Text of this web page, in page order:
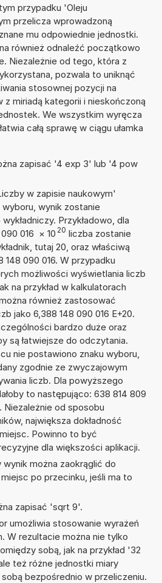
przypadku 'Oleju
przelicza wprowadzoną
mu odpowiednie jednostki.
również odnaleźć początkowo
Niezależnie od tego, która z
pozwala to uniknąć
stosownej pozycji na
z miriadą kategorii i nieskończoną
We wszystkim wyręcza
całą sprawę w ciągu ułamka
zapisać '4 exp 3' lub '4 pow
w zapisie naukowym'
wynik zostanie
Przykładowo, dla
016 × 10 20 liczba zostanie
tutaj 20, oraz właściwą
148 090 016. W przypadku
możliwości wyświetlania liczb
na przykład w kalkulatorach
również zastosować
jako 6,388 148 090 016 E+20.
bardzo duże oraz
są łatwiejsze do odczytania.
nie postawiono znaku wyboru,
zgodnie ze zwyczajowym
liczb. Dla powyższego
to następująco: 638 814 809
Niezależnie od sposobu
największa dokładność
Powinno to być
dla większości aplikacji.
można zaokrąglić do
po przecinku, jeśli ma to
zapisać 'sqrt 9'.
umożliwia stosowanie wyrażeń
W rezultacie można nie tylko
sobą, jak na przykład '32
też różne jednostki miary
sobą bezpośrednio w przeliczeniu.